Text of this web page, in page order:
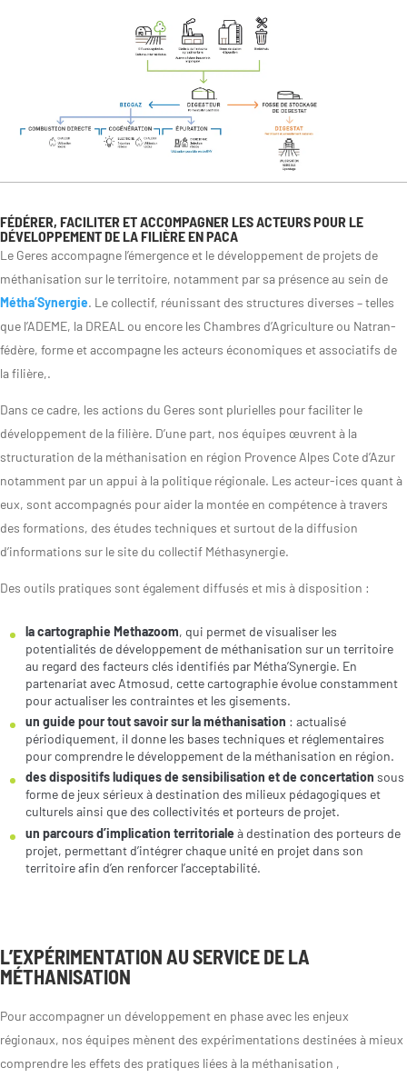
FÉDÉRER, FACILITER ET ACCOMPAGNER LES ACTEURS POUR LE
DÉVELOPPEMENT DE LA FILIÈRE EN PACA
Le Geres accompagne l’émergence et le développement de projets de
méthanisation sur le territoire, notamment par sa présence au sein de
Métha’Synergie. Le collectif, réunissant des structures diverses – telles
que l’ADEME, la DREAL ou encore les Chambres d’Agriculture ou Natran-
fédère, forme et accompagne les acteurs économiques et associatifs de
la filière,.
Dans ce cadre, les actions du Geres sont plurielles pour faciliter le
développement de la filière. D’une part, nos équipes œuvrent à la
structuration de la méthanisation en région Provence Alpes Cote d’Azur
notamment par un appui à la politique régionale. Les acteur-ices quant à
eux, sont accompagnés pour aider la montée en compétence à travers
des formations, des études techniques et surtout de la diffusion
d’informations sur le site du collectif Méthasynergie.
Des outils pratiques sont également diffusés et mis à disposition :
la cartographie Methazoom, qui permet de visualiser les
potentialités de développement de méthanisation sur un territoire
au regard des facteurs clés identifiés par Métha’Synergie. En
partenariat avec Atmosud, cette cartographie évolue constamment
pour actualiser les contraintes et les gisements.
un guide pour tout savoir sur la méthanisation : actualisé
périodiquement, il donne les bases techniques et réglementaires
pour comprendre le développement de la méthanisation en région.
des dispositifs ludiques de sensibilisation et de concertation sous
forme de jeux sérieux à destination des milieux pédagogiques et
culturels ainsi que des collectivités et porteurs de projet.
un parcours d’implication territoriale à destination des porteurs de
projet, permettant d’intégrer chaque unité en projet dans son
territoire afin d’en renforcer l’acceptabilité.
L’EXPÉRIMENTATION AU SERVICE DE LA
MÉTHANISATION
Pour accompagner un développement en phase avec les enjeux
régionaux, nos équipes mènent des expérimentations destinées à mieux
comprendre les effets des pratiques liées à la méthanisation ,